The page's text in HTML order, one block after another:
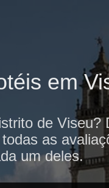
em
de Viseu?
as
um deles.